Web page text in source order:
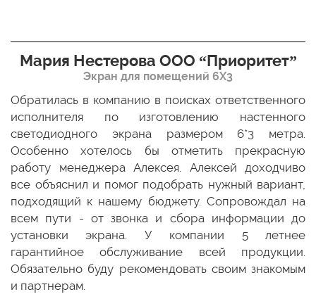
Мария Нестерова ООО “Приоритет”
Экран для помещений 6Х3
Обратилась в компанию в поисках ответственного
исполнителя по изготовлению настенного
светодиодного экрана размером 6*3 метра.
Особенно хотелось бы отметить прекрасную
работу менеджера Алексея. Алексей доходчиво
все объяснил и помог подобрать нужный вариант,
подходящий к нашему бюджету. Сопровождал на
всем пути - от звонка и сбора информации до
установки экрана. У компании 5 летнее
гарантийное обслуживание всей продукции.
Обязательно буду рекомендовать своим знакомым
и партнерам.